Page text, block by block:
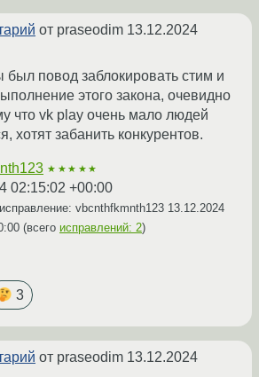
от praseodim 13.12.2024
был повод заблокировать стим и
этого закона, очевидно
что vk play очень мало людей
хотят забанить конкурентов.
★★★★★
02:15:02 +00:00
vbcnthfkmnth123 13.12.2024
(всего исправлений: 2)
3
от praseodim 13.12.2024